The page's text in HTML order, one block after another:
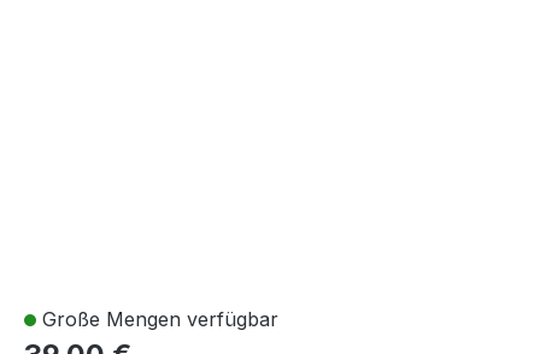
Große Mengen verfügbar